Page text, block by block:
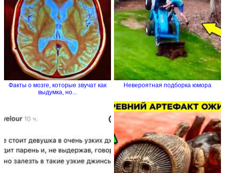
Факты о мозге, которые звучат как
выдумка, но...
Невероятная подборка юмора